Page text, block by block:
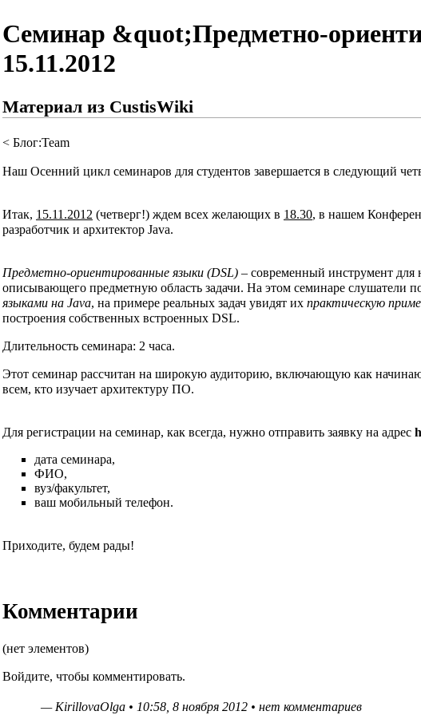
Семинар &quot;Предметно-
15.11.2012
Материал из CustisWiki
< Блог:Team
Наш Осенний цикл семинаров для студентов завершается в следующий
Итак, 15.11.2012 (четверг!) ждем всех желающих в 18.30, в нашем
разработчик и архитектор Java.
Предметно-ориентированные языки (DSL) – современный инструмент для
описывающего предметную область задачи. На этом семинаре слушатели
языками на Java, на примере реальных задач увидят их практическую
построения собственных встроенных DSL.
Длительность семинара: 2 часа.
Этот семинар рассчитан на широкую аудиторию, включающую как
всем, кто изучает архитектуру ПО.
Для регистрации на семинар, как всегда, нужно отправить заявку на адрес
дата семинара,
ФИО,
вуз/факультет,
ваш мобильный телефон.
Приходите, будем рады!
Комментарии
(нет элементов)
Войдите, чтобы комментировать.
— KirillovaOlga • 10:58, 8 ноября 2012 • нет комментариев